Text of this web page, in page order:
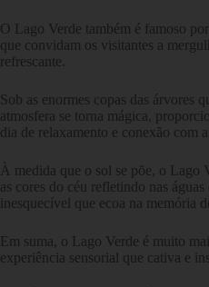
O Lago Verde também é famoso por
que convidam os visitantes a
refrescante.
Sob as enormes copas das árvores
atmosfera se torna mágica,
dia de relaxamento e conexão com a
À medida que o sol se põe, o Lago
as cores do céu refletindo nas
inesquecível que ecoa na memória
Em suma, o Lago Verde é muito
experiência sensorial que cativa e